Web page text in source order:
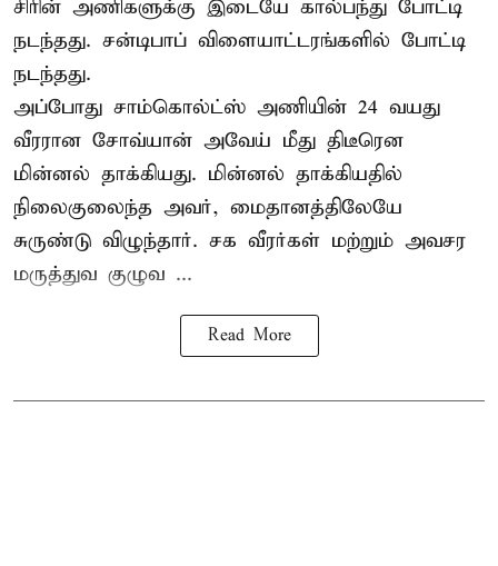
சிரின் அணிகளுக்கு இடையே கால்பந்து போட்டி
நடந்தது. சன்டிபாப் விளையாட்டரங்களில் போட்டி
நடந்தது.
அப்போது சாம்கொல்ட்ஸ் அணியின் 24 வயது
வீரரான சோவ்யான் அவேய் மீது திடீரென
மின்னல் தாக்கியது. மின்னல் தாக்கியதில்
நிலைகுலைந்த அவர், மைதானத்திலேயே
சுருண்டு விழுந்தார். சக வீரர்கள் மற்றும் அவசர
மருத்துவ குழுவ ...
Read More